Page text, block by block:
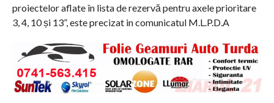
proiectelor aflate în lista de rezervă pentru axele prioritare
3, 4, 10 și 13”, este precizat in comunicatul M.L.P.D.A